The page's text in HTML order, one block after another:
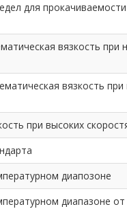
для
вязкость при
вязкость при
при высоких
диапозоне
диапазоне от